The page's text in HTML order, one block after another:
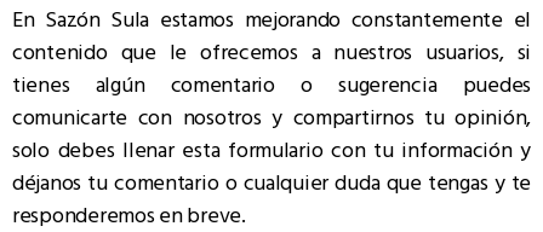
En Sazón Sula estamos mejorando constantemente el
contenido que le ofrecemos a nuestros usuarios, si
tienes algún comentario o sugerencia puedes
comunicarte con nosotros y compartirnos tu opinión,
solo debes llenar esta formulario con tu información y
déjanos tu comentario o cualquier duda que tengas y te
responderemos en breve.